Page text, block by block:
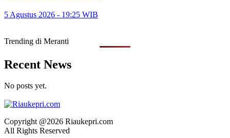
5 Agustus 2026 - 19:25 WIB
Trending di Meranti
Recent News
No posts yet.
Copyright @2026 Riaukepri.com
All Rights Reserved